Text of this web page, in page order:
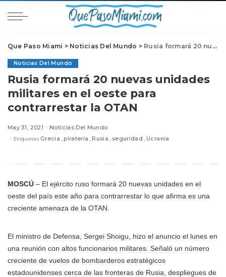
Que Paso Miami > Noticias Del Mundo > Rusia formará 20 nuevas unidades militares en el oeste para contrarrestar la OTAN
Noticias Del Mundo
Rusia formará 20 nuevas unidades
militares en el oeste para
contrarrestar la OTAN
May 31, 2021 Noticias Del Mundo
Etiquetas Grecia piratería Rusia seguridad Ucrania
MOSCÚ – El ejército ruso formará 20 nuevas unidades en el
oeste del país este año para contrarrestar lo que afirma es una
creciente amenaza de la OTAN.
El ministro de Defensa, Sergei Shoigu, hizo el anuncio el lunes en
una reunión con altos funcionarios militares. Señaló un número
creciente de vuelos de bombarderos estratégicos
estadounidenses cerca de las fronteras de Rusia, despliegues de